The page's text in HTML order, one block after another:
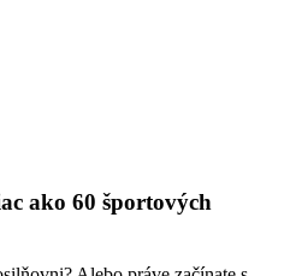
ako 60 športových